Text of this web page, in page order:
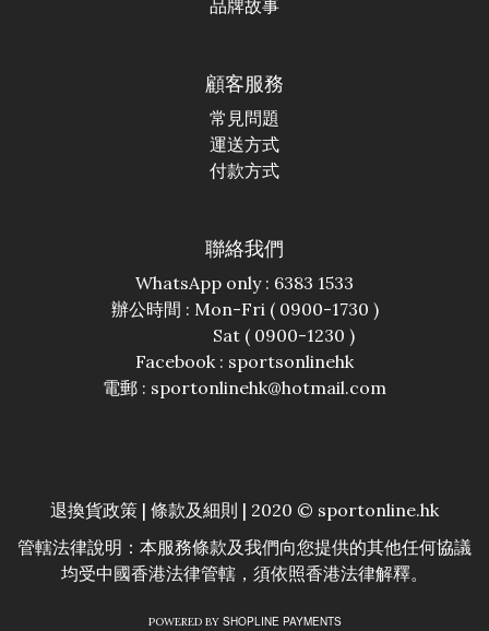
品牌故事
顧客服務
常見問題
運送方式
付款方式
聯絡我們
WhatsApp only : 6383 1533
辦公時間 : Mon-Fri ( 0900-1730 )
Sat ( 0900-1230 )
Facebook : sportsonlinehk
電郵 : sportonlinehk@hotmail.com
退換貨政策 | 條款及細則 | 2020 © sportonline.hk
管轄法律說明：本服務條款及我們向您提供的其他任何協議
均受中國香港法律管轄，須依照香港法律解釋。
POWERED BY SHOPLINE PAYMENTS